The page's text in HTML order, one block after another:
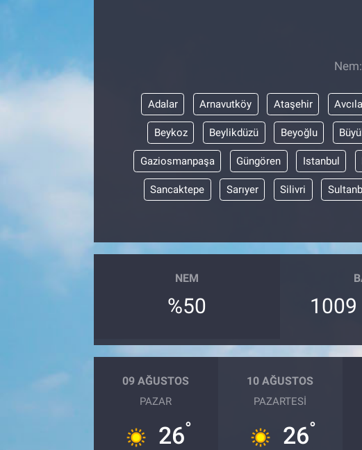
Adalar Arnavutköy Ataşehir
Beykoz Beylikdüzü Beyoğlu
Gaziosmanpaşa Güngören Istanbul
Sancaktepe Sarıyer Silivri
NEM
%50 1009
09 AĞUSTOS
PAZAR
26°
10 AĞUSTOS
PAZARTESI
26°